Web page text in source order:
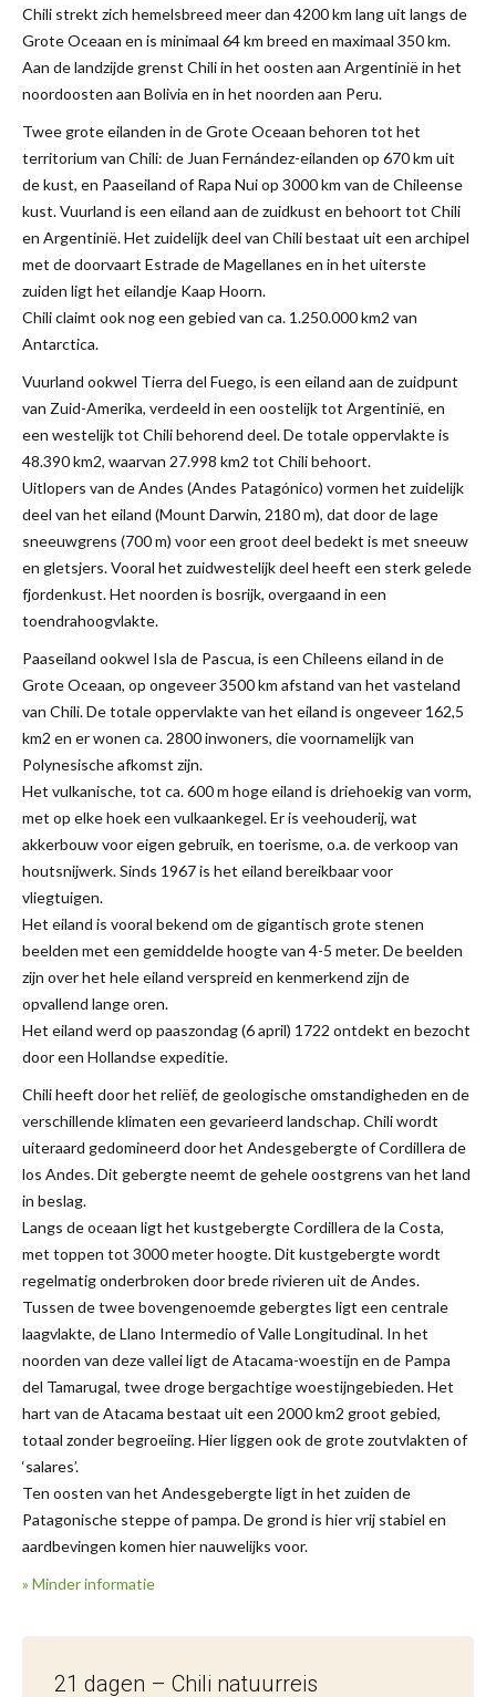
Chili strekt zich hemelsbreed meer dan 4200 km lang uit langs de
Grote Oceaan en is minimaal 64 km breed en maximaal 350 km.
Aan de landzijde grenst Chili in het oosten aan Argentinië in het
noordoosten aan Bolivia en in het noorden aan Peru.
Twee grote eilanden in de Grote Oceaan behoren tot het
territorium van Chili: de Juan Fernández-eilanden op 670 km uit
de kust, en Paaseiland of Rapa Nui op 3000 km van de Chileense
kust. Vuurland is een eiland aan de zuidkust en behoort tot Chili
en Argentinië. Het zuidelijk deel van Chili bestaat uit een archipel
met de doorvaart Estrade de Magellanes en in het uiterste
zuiden ligt het eilandje Kaap Hoorn.
Chili claimt ook nog een gebied van ca. 1.250.000 km2 van
Antarctica.
Vuurland ookwel Tierra del Fuego, is een eiland aan de zuidpunt
van Zuid-Amerika, verdeeld in een oostelijk tot Argentinië, en
een westelijk tot Chili behorend deel. De totale oppervlakte is
48.390 km2, waarvan 27.998 km2 tot Chili behoort.
Uitlopers van de Andes (Andes Patagónico) vormen het zuidelijk
deel van het eiland (Mount Darwin, 2180 m), dat door de lage
sneeuwgrens (700 m) voor een groot deel bedekt is met sneeuw
en gletsjers. Vooral het zuidwestelijk deel heeft een sterk gelede
fjordenkust. Het noorden is bosrijk, overgaand in een
toendrahoogvlakte.
Paaseiland ookwel Isla de Pascua, is een Chileens eiland in de
Grote Oceaan, op ongeveer 3500 km afstand van het vasteland
van Chili. De totale oppervlakte van het eiland is ongeveer 162,5
km2 en er wonen ca. 2800 inwoners, die voornamelijk van
Polynesische afkomst zijn.
Het vulkanische, tot ca. 600 m hoge eiland is driehoekig van vorm,
met op elke hoek een vulkaankegel. Er is veehouderij, wat
akkerbouw voor eigen gebruik, en toerisme, o.a. de verkoop van
houtsnijwerk. Sinds 1967 is het eiland bereikbaar voor
vliegtuigen.
Het eiland is vooral bekend om de gigantisch grote stenen
beelden met een gemiddelde hoogte van 4-5 meter. De beelden
zijn over het hele eiland verspreid en kenmerkend zijn de
opvallend lange oren.
Het eiland werd op paaszondag (6 april) 1722 ontdekt en bezocht
door een Hollandse expeditie.
Chili heeft door het reliëf, de geologische omstandigheden en de
verschillende klimaten een gevarieerd landschap. Chili wordt
uiteraard gedomineerd door het Andesgebergte of Cordillera de
los Andes. Dit gebergte neemt de gehele oostgrens van het land
in beslag.
Langs de oceaan ligt het kustgebergte Cordillera de la Costa,
met toppen tot 3000 meter hoogte. Dit kustgebergte wordt
regelmatig onderbroken door brede rivieren uit de Andes.
Tussen de twee bovengenoemde gebergtes ligt een centrale
laagvlakte, de Llano Intermedio of Valle Longitudinal. In het
noorden van deze vallei ligt de Atacama-woestijn en de Pampa
del Tamarugal, twee droge bergachtige woestijngebieden. Het
hart van de Atacama bestaat uit een 2000 km2 groot gebied,
totaal zonder begroeiing. Hier liggen ook de grote zoutvlakten of
‘salares’.
Ten oosten van het Andesgebergte ligt in het zuiden de
Patagonische steppe of pampa. De grond is hier vrij stabiel en
aardbevingen komen hier nauwelijks voor.
» Minder informatie
21 dagen – Chili natuurreis